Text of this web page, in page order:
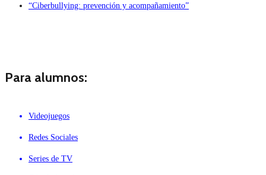
“Ciberbullying: prevención y acompañamiento”
Para alumnos:
Videojuegos
Redes Sociales
Series de TV